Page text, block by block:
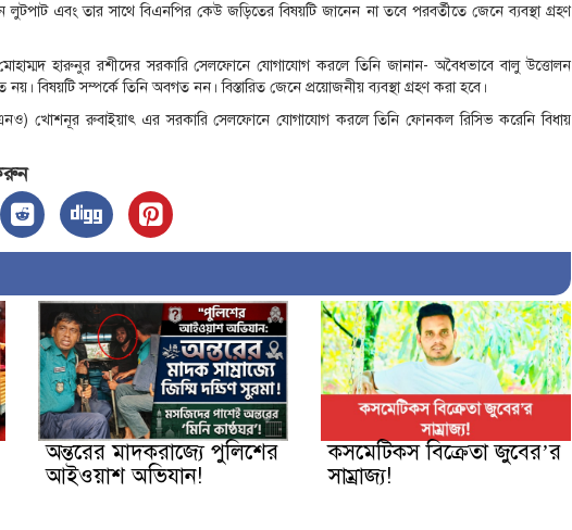
এবং তার সাথে বিএনপির কেউ জড়িতের বিষয়টি জানেন না তবে পরবর্তীতে জেনে ব্যবস্থা গ্রহণ
মোহাম্মদ হারুনুর রশীদের সরকারি সেলফোনে যোগাযোগ করলে তিনি জানান- অবৈধভাবে বালু উত্তোলন
বিষয়টি সম্পর্কে তিনি অবগত নন। বিস্তারিত জেনে প্রয়োজনীয় ব্যবস্থা গ্রহণ করা হবে।
খোশনূর রুবাইয়াৎ এর সরকারি সেলফোনে যোগাযোগ করলে তিনি ফোনকল রিসিভ করেনি বিধায়
অন্তরের মাদকরাজ্যে পুলিশের
আইওয়াশ অভিযান!
কসমেটিকস বিক্রেতা জুবের’র
সাম্রাজ্য!